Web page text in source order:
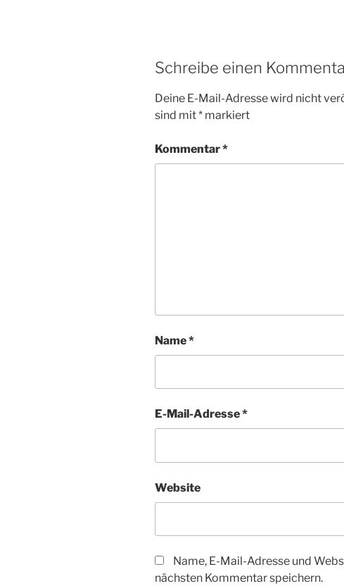
b
o
o
A
p
p
Schreibe einen
Deine E-Mail-Adresse wird nicht
sind mit* markiert
Kommentar*
Name*
E-Mail-Adresse*
Website
Name, E-Mail-Adresse und
nächsten Kommentar speichern.